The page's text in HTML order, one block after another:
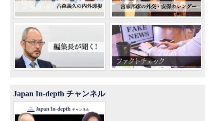
Japan In-depth チャンネル